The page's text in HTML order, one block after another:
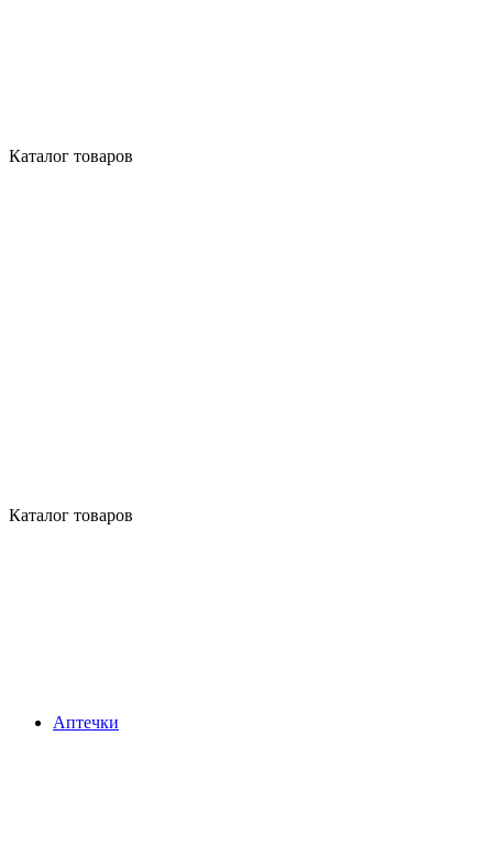
Каталог товаров
Каталог товаров
Аптечки